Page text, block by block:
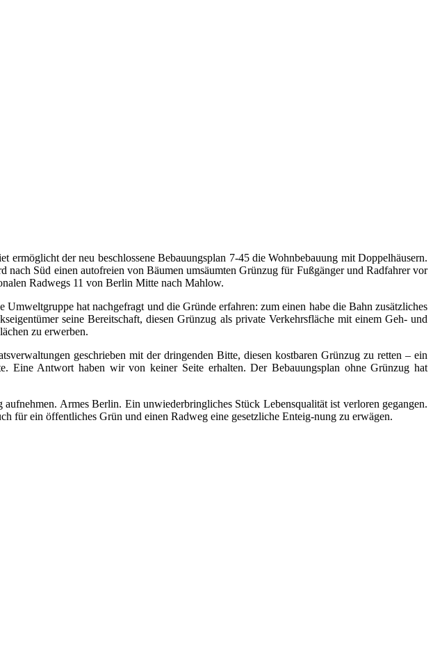
ermöglicht der neu beschlossene Bebauungsplan 7-45 die Wohnbebauung mit Doppelhäusern.
Süd einen autofreien von Bäumen umsäumten Grünzug für Fußgänger und Radfahrer vor
Radwegs 11 von Berlin Mitte nach Mahlow.
hat nachgefragt und die Gründe erfahren: zum einen habe die Bahn zusätzliches
seine Bereitschaft, diesen Grünzug als private Verkehrsfläche mit einem Geh- und
zu erwerben.
geschrieben mit der dringenden Bitte, diesen kostbaren Grünzug zu retten – ein
Eine Antwort haben wir von keiner Seite erhalten. Der Bebauungsplan ohne Grünzug hat
Armes Berlin. Ein unwiederbringliches Stück Lebensqualität ist verloren gegangen.
für ein öffentliches Grün und einen Radweg eine gesetzliche Enteig-nung zu erwägen.